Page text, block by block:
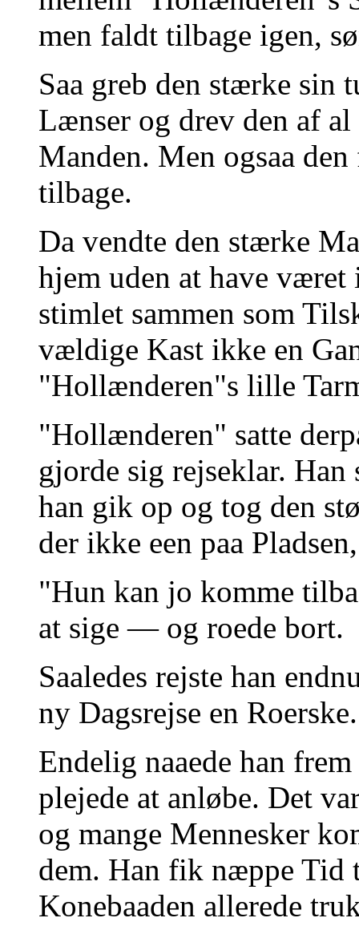
men faldt tilbage igen,
Saa greb den stærke sin
Lænser og drev den af
Manden. Men ogsaa
tilbage.
Da vendte den stærke
hjem uden at have
stimlet sammen som
vældige Kast ikke en
"Hollænderen"s lille
"Hollænderen" satte
gjorde sig rejseklar. Han
han gik op og tog den
der ikke een paa
"Hun kan jo komme
at sige — og roede bort.
Saaledes rejste han
ny Dagsrejse en Roerske.
Endelig naaede han
plejede at anløbe. Det
og mange Mennesker
dem. Han fik næppe Tid
Konebaaden allerede